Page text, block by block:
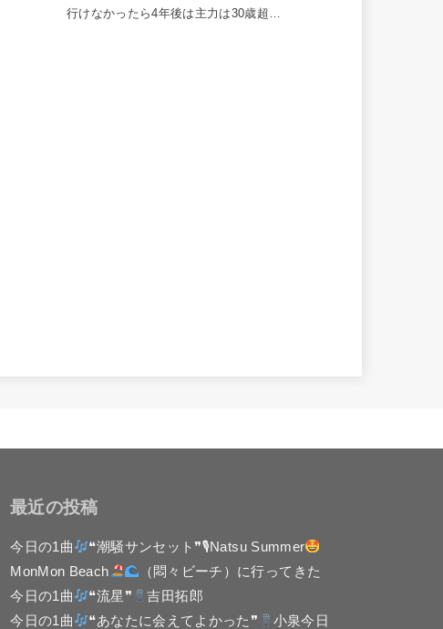
行けなかったら4年後は主力は30歳超…
最近の投稿
今日の1曲
❝潮騒サンセット❞🎙Natsu Summer
MonMon Beach
（悶々ビーチ）に行ってきた
今日の1曲
❝流星❞
吉田拓郎
今日の1曲
❝あなたに会えてよかった❞
小泉今日